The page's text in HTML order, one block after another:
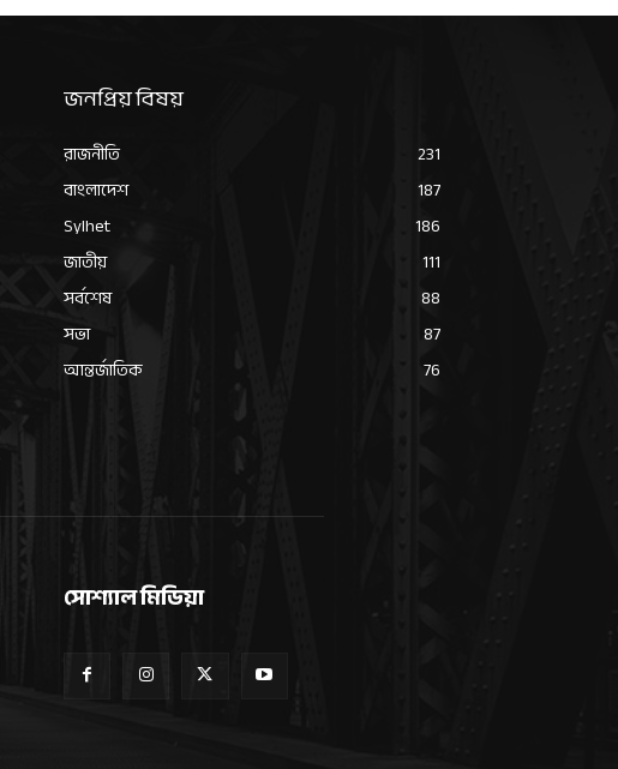
জনপ্রিয় বিষয়
রাজনীতি
231
বাংলাদেশ
187
Sylhet
186
জাতীয়
111
সর্বশেষ
88
সভা
87
আন্তর্জাতিক
76
সোশ্যাল মিডিয়া